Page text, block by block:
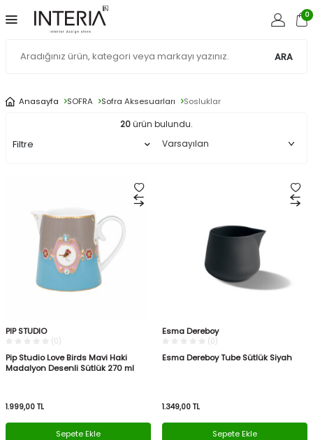
ARA
0
Anasayfa SOFRA Sofra Aksesuarları Sosluklar
Filtre
20ürün bulundu.
PIP STUDIO
(0)
Pip Studio Love Birds Mavi Haki
Madalyon Desenli Sütlük 270 ml
1.999,00 TL
Sepete Ekle
Esma Dereboy
(0)
Esma Dereboy Tube Sütlük Siyah
1.349,00 TL
Sepete Ekle